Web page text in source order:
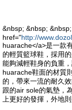
&nbsp; &nbsp;
href="http://
huarache</a>是一款
的輕質籃球鞋，採用
能夠減輕鞋身的負重
huarache鞋面的材質
的，帶來一流的耐久
跟的air sole的氣墊，
上更好的發揮，外地